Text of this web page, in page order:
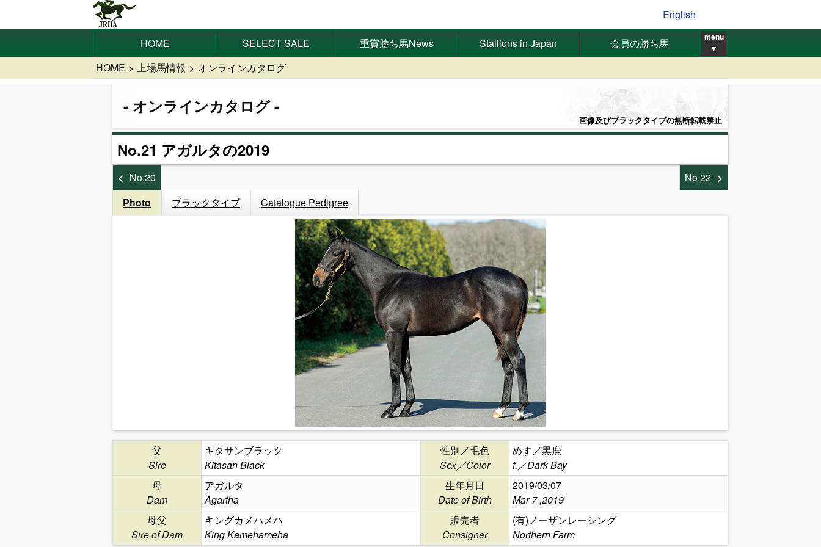
English
HOME SELECT SALE 重賞勝ち馬News Stallions in Japan 会員の勝ち馬 menu
▼
HOME 上場馬情報 オンラインカタログ
オンラインカタログ
画像及びブラックタイプの無断転載禁止
No.21 アガルタの2019
No.20
No.22
Photo
ブラックタイプ Catalogue Pedigree
父
Sire
キタサンブラック
Kitasan Black
母
Dam
アガルタ
Agartha
母父
Sire of Dam
キングカメハメハ
King Kamehameha
性別／毛色
Sex／Color
めす／黒鹿
f.／Dark Bay
生年月日
Date of Birth
2019/03/07
Mar 7 ,2019
販売者
Consigner
(有)ノーザンレーシング
Northern Farm